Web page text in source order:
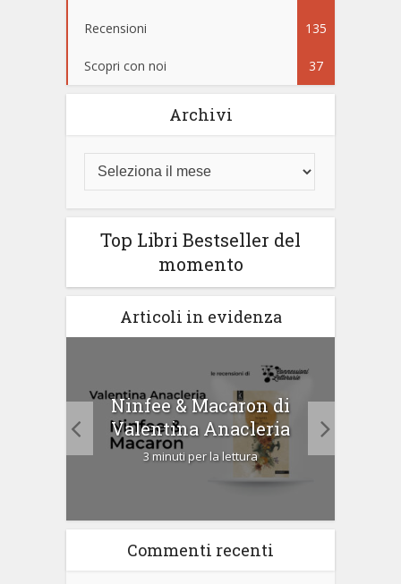
Recensioni 135
Scopri con noi 37
Archivi
Top Libri Bestseller del
momento
Articoli in evidenza
Ninfee & Macaron di
Valentina Anacleria
3 minuti per la lettura
Commenti recenti